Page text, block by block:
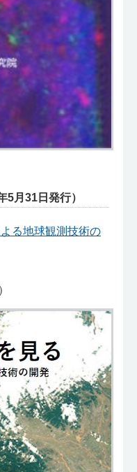
月31日発行）
る地球観測技術の